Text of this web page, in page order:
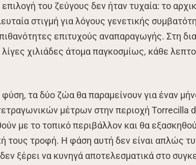
του ζεύγους δεν ήταν τυχαία: το
στιγμή για λόγους γενετικής
επιτυχούς αναπαραγωγής. Στη
χιλιάδες άτομα παγκοσμίως, κάθε
τα δύο ζώα θα παραμείνουν για έναν
μέτρων στην περιοχή Torrecilla
με το τοπικό περιβάλλον και θα
τους τροφή. Η φάση αυτή δεν είναι απλώς
ξέρει να κυνηγά αποτελεσματικά στο